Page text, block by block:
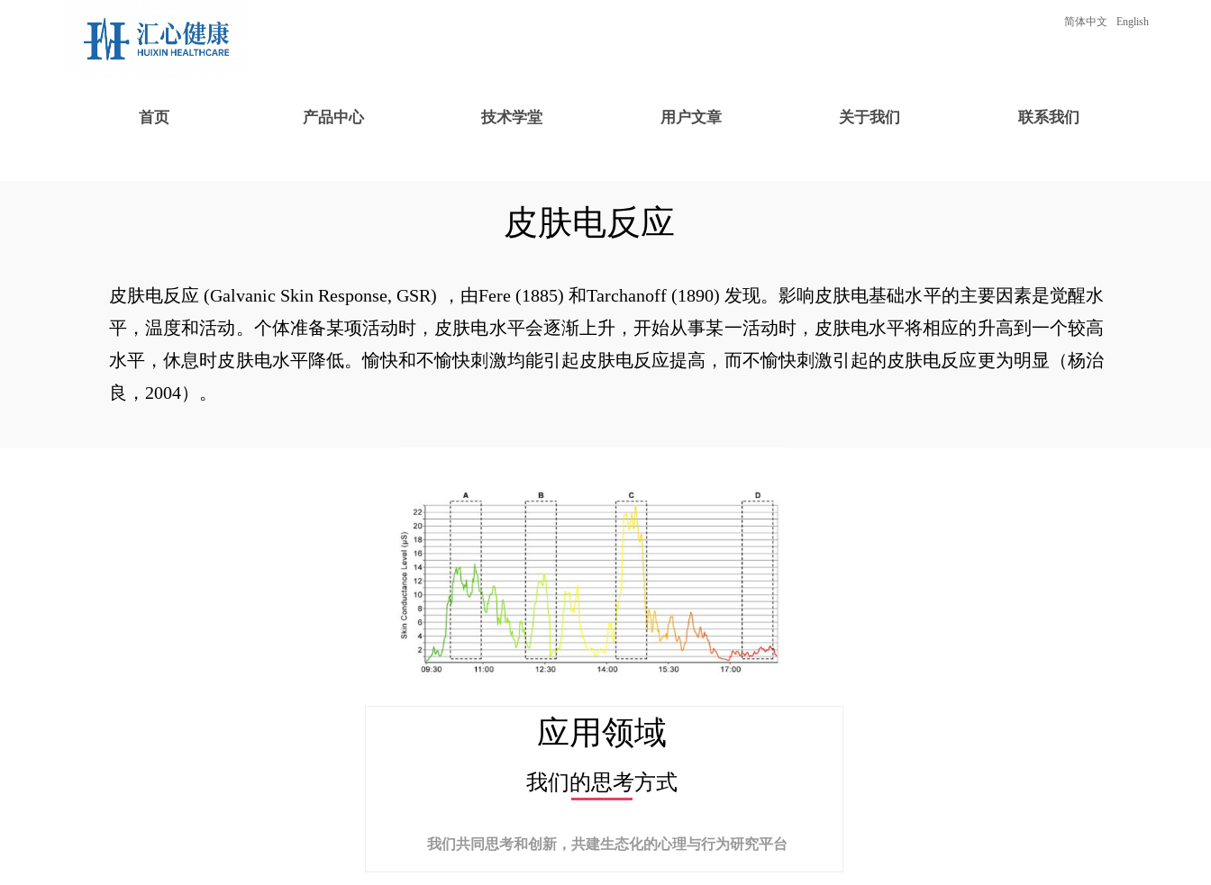
首页 产品中心 技术学堂 用户文章 关于我们 联系我们
简体中文 English
皮肤电反应
皮肤电反应 (Galvanic Skin Response, GSR) ，由Fere (1885) 和Tarchanoff (1890) 发现。影响皮肤电基础水平的主要因素是觉醒水
平，温度和活动。个体准备某项活动时，皮肤电水平会逐渐上升，开始从事某一活动时，皮肤电水平将相应的升高到一个较高
水平，休息时皮肤电水平降低。愉快和不愉快刺激均能引起皮肤电反应提高，而不愉快刺激引起的皮肤电反应更为明显（杨治
良，2004）。
应用领域
我们的思考方式
我们共同思考和创新，共建生态化的心理与行为研究平台